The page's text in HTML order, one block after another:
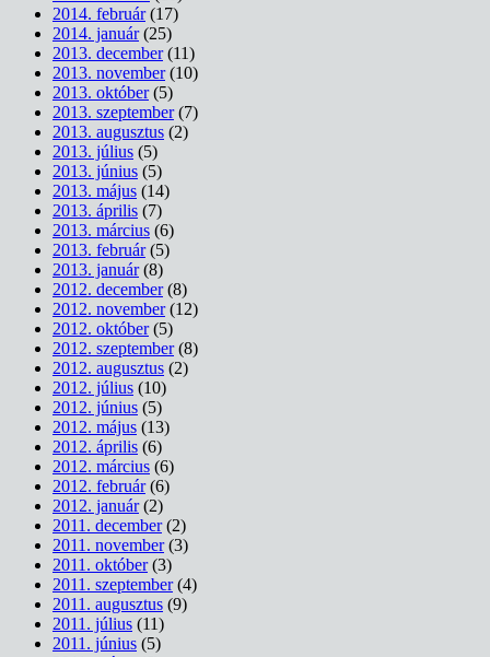
2014. február(17)
2014. január(25)
2013. december(11)
2013. november(10)
2013. október(5)
2013. szeptember(7)
2013. augusztus (2)
2013. július (5)
2013. június (5)
2013. május (14)
2013. április (7)
2013. március (6)
2013. február(5)
2013. január(8)
2012. december(8)
2012. november(12)
2012. október(5)
2012. szeptember(8)
2012. augusztus (2)
2012. július (10)
2012. június (5)
2012. május (13)
2012. április (6)
2012. március (6)
2012. február(6)
2012. január(2)
2011. december(2)
2011. november(3)
2011. október(3)
2011. szeptember(4)
2011. augusztus (9)
2011. július (11)
2011. június (5)